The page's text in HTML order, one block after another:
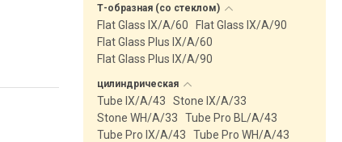
Т-образная (со стеклом)
Flat Glass IX/A/60
Flat Glass IX/A/90
Flat Glass Plus IX/A/60
Flat Glass Plus IX/A/90
цилиндрическая
Tube IX/A/43
Stone IX/A/33
Stone WH/A/33
Tube Pro BL/A/43
Tube Pro IX/A/43
Tube Pro WH/A/43